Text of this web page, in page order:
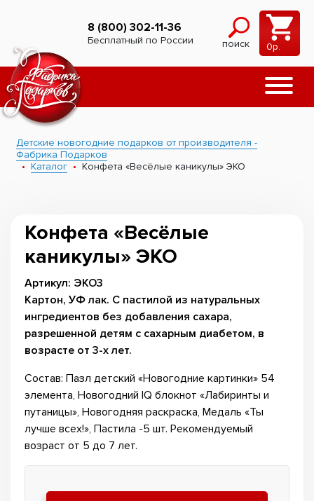
8 (800) 302-11-36
Бесплатный по России поиск 0р.
Детские новогодние подарков от производителя -
Фабрика Подарков
Каталог
Конфета «Весёлые каникулы» ЭКО
Конфета «Весёлые
каникулы» ЭКО
Артикул: ЭКО3
Картон, УФ лак. С пастилой из натуральных
ингредиентов без добавления сахара,
разрешенной детям с сахарным диабетом, в
возрасте от 3-х лет.
Состав: Пазл детский «Новогодние картинки» 54
элемента, Новогодний IQ блокнот «Лабиринты и
путаницы», Новогодняя раскраска, Медаль «Ты
лучше всех!», Пастила -5 шт. Рекомендуемый
возраст от 5 до 7 лет.